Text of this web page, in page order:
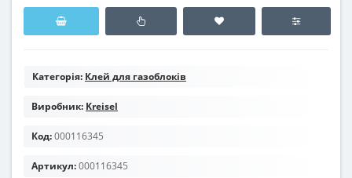
Категорія: Клей для газоблоків
Виробник: Kreisel
Код:000116345
Артикул:000116345